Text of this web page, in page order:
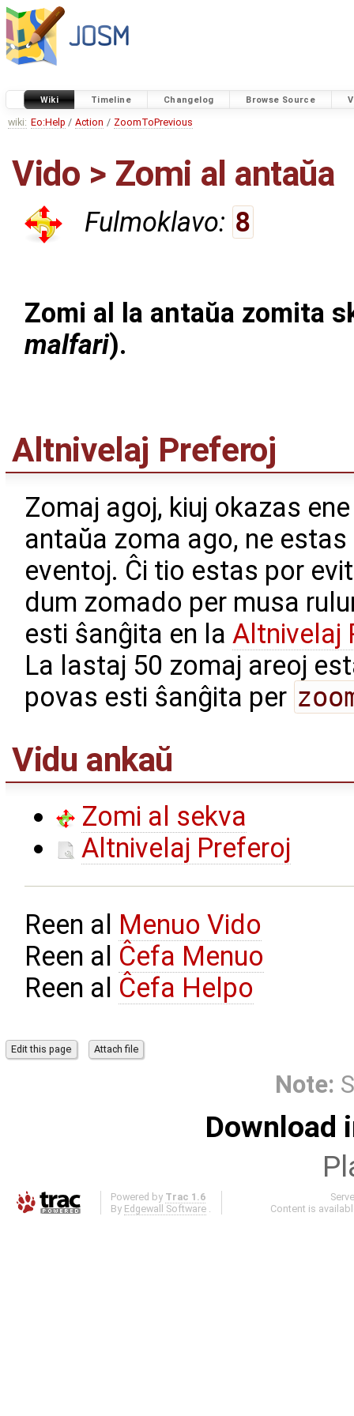
Wiki Timeline Changelog Browse Source
wiki: Eo:Help / Action / ZoomToPrevious
Vido > Zomi al antaŭa
Fulmoklavo: 8
Zomi al la antaŭa zomita
malfari).
Altnivelaj Preferoj
Zomaj agoj, kiuj okazas
antaŭa zoma ago, ne
eventoj. Ĉi tio estas por
dum zomado per musa
esti ŝanĝita en la Altnivelaj
La lastaj 50 zomaj areoj
povas esti ŝanĝita per
Vidu ankaŭ
Zomi al sekva
Altnivelaj Preferoj
Reen al Menuo Vido
Reen al Ĉefa Menuo
Reen al Ĉefa Helpo
Note:
Download
Powered by Trac 1.6
By Edgewall Software
Content is